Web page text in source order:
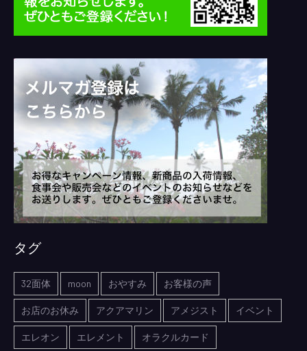
タグ
32面体 moon おやすみ お客様の声
お店のお休み アクアマリン アメジスト イベント
エレオン エレメント オラクルカード